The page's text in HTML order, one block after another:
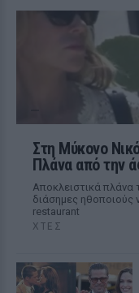
Στη Μύκονο
Πλάνα από την
Αποκλειστικά πλάνα
διάσημες
restaurant
ΧΤΕΣ